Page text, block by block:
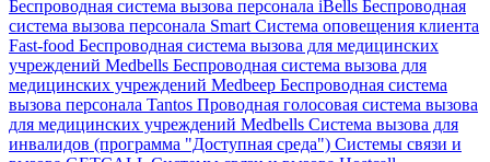
Беспроводная система вызова персонала iBells Беспроводная
система вызова персонала Smart Система оповещения клиента
Fast-food Беспроводная система вызова для медицинских
учреждений Medbells Беспроводная система вызова для
медицинских учреждений Medbeep Беспроводная система
вызова персонала Tantos Проводная голосовая система вызова
для медицинских учреждений Medbells Система вызова для
инвалидов (программа "Доступная среда") Системы связи и